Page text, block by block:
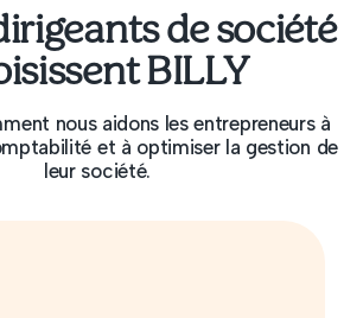
de société
BILLY
nous aidons les entrepreneurs à
et à optimiser la gestion de
leur société.
C.